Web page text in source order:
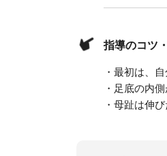
指導のコツ
・最初は、
・足底の内
・母趾は伸